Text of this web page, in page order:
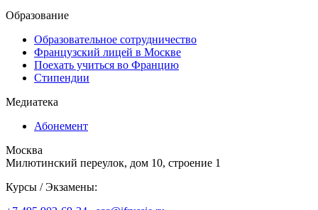
Образование
Образовательное сотрудничество
Французский лицей в Москве
Поехать учиться во Францию
Стипендии
Медиатека
Абонемент
Москва
Милютинский переулок, дом 10, строение 1
Курсы / Экзамены: